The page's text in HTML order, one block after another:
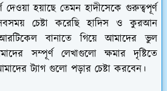
হয়াছে তেমন হাদীসেকে গুরুত্বপূর্ণ
চেষ্টা করেছি হাদিস ও কুরআন
বানাতে গিয়ে আমাদের ভুল
সম্পূর্ণ লেখাগুলো ক্ষমার দৃষ্টিতে
ট্যাগ গুলো পড়ার চেষ্টা করবেন।